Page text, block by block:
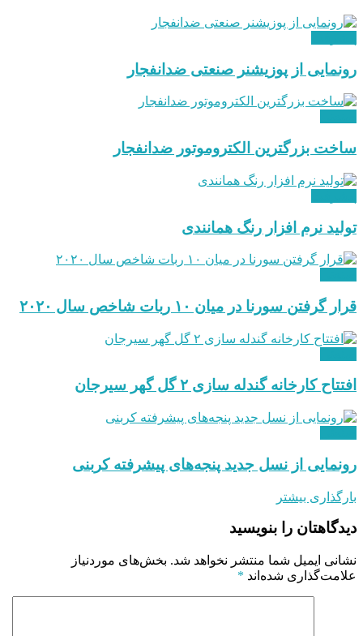
رونمایی از پوزیشنر صنعتی ضدانفجار
ساخت بزرگترین الکتروموتور ضدانفجار
تولید نرم ‌افزار رنگ همانندی
قرار گرفتن سورنا در میان ۱۰ ربات شاخص سال ۲۰۲۰
افتتاح کارخانه گندله سازی ۲ گل گهر سیرجان
رونمایی از نسل جدید پنجه‌های پیشرفته کربنی
بارگذاری بیشتر
دیدگاهتان را بنویسید
نشانی ایمیل شما منتشر نخواهد شد. بخش‌های موردنیاز
علامت‌گذاری شده‌اند *